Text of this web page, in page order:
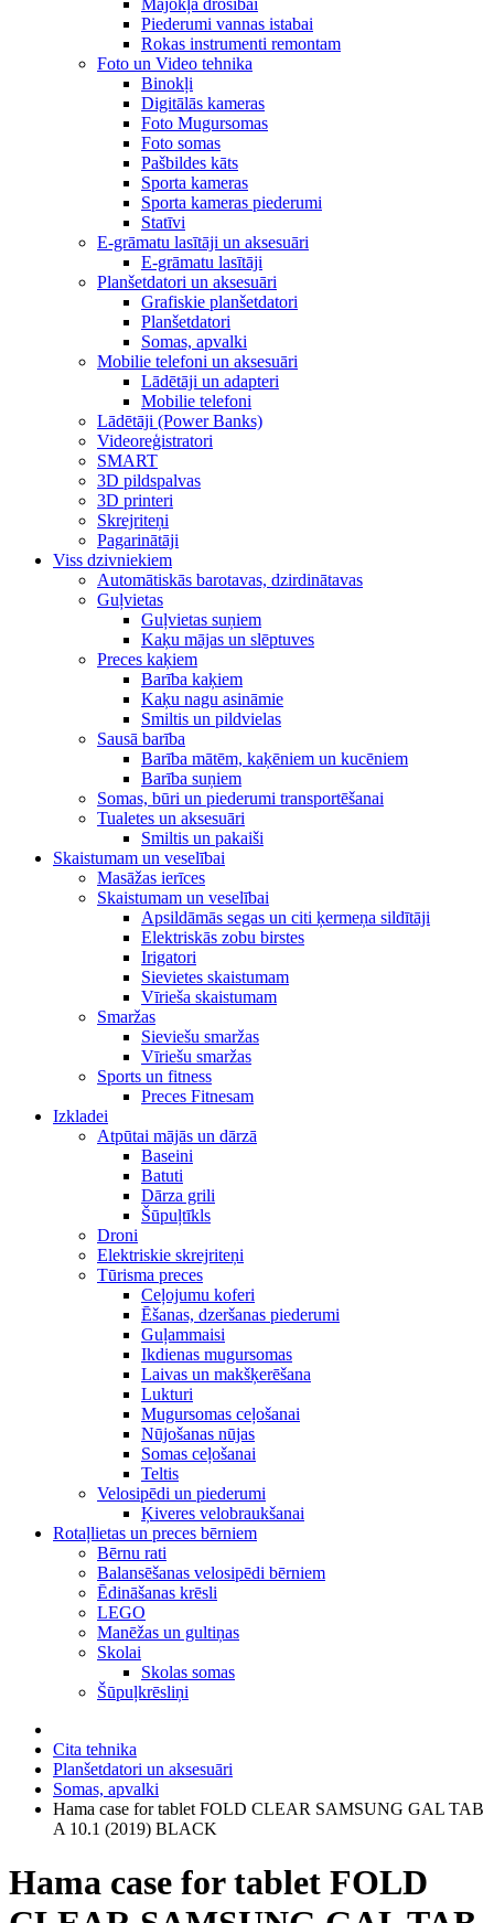
Mājokļa drošībai
Piederumi vannas istabai
Rokas instrumenti remontam
Foto un Video tehnika
Binokļi
Digitālās kameras
Foto Mugursomas
Foto somas
Pašbildes kāts
Sporta kameras
Sporta kameras piederumi
Statīvi
E-grāmatu lasītāji un aksesuāri
E-grāmatu lasītāji
Planšetdatori un aksesuāri
Grafiskie planšetdatori
Planšetdatori
Somas, apvalki
Mobilie telefoni un aksesuāri
Lādētāji un adapteri
Mobilie telefoni
Lādētāji (Power Banks)
Videoreģistratori
SMART
3D pildspalvas
3D printeri
Skrejriteņi
Pagarinātāji
Viss dzivniekiem
Automātiskās barotavas, dzirdinātavas
Guļvietas
Guļvietas suņiem
Kaķu mājas un slēptuves
Preces kaķiem
Barība kaķiem
Kaķu nagu asināmie
Smiltis un pildvielas
Sausā barība
Barība mātēm, kaķēniem un kucēniem
Barība suņiem
Somas, būri un piederumi transportēšanai
Tualetes un aksesuāri
Smiltis un pakaiši
Skaistumam un veselībai
Masāžas ierīces
Skaistumam un veselībai
Apsildāmās segas un citi ķermeņa sildītāji
Elektriskās zobu birstes
Irigatori
Sievietes skaistumam
Vīrieša skaistumam
Smaržas
Sieviešu smaržas
Vīriešu smaržas
Sports un fitness
Preces Fitnesam
Izkladei
Atpūtai mājās un dārzā
Baseini
Batuti
Dārza grili
Šūpuļtīkls
Droni
Elektriskie skrejriteņi
Tūrisma preces
Ceļojumu koferi
Ēšanas, dzeršanas piederumi
Guļammaisi
Ikdienas mugursomas
Laivas un makšķerēšana
Lukturi
Mugursomas ceļošanai
Nūjošanas nūjas
Somas ceļošanai
Teltis
Velosipēdi un piederumi
Ķiveres velobraukšanai
Rotaļlietas un preces bērniem
Bērnu rati
Balansēšanas velosipēdi bērniem
Ēdināšanas krēsli
LEGO
Manēžas un gultiņas
Skolai
Skolas somas
Šūpuļkrēsliņi
Cita tehnika
Planšetdatori un aksesuāri
Somas, apvalki
Hama case for tablet FOLD CLEAR SAMSUNG GAL TAB
A 10.1 (2019) BLACK
Hama case for tablet FOLD